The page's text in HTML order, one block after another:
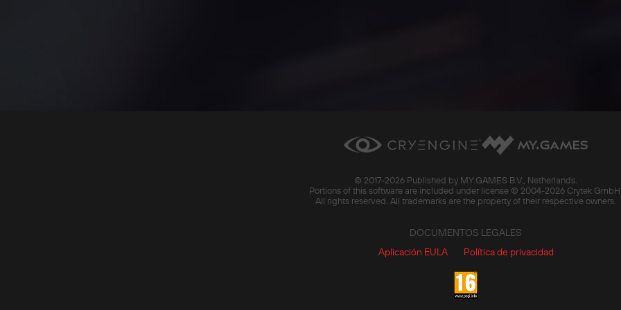
© 2017-2026 Published by MY.GAMES B.V., Netherlands.
Portions of this software are included under license © 2004-2026 Crytek
All rights reserved. All trademarks are the property of their respective owners.
DOCUMENTOS LEGALES
Aplicación EULA
Política de privacidad